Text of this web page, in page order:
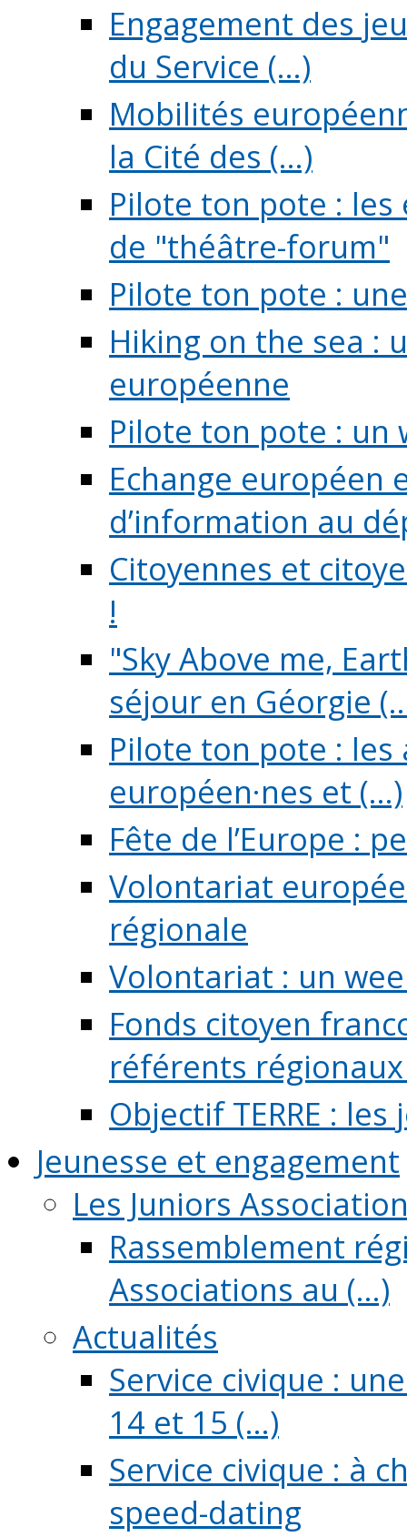
Engagement des
du Service (...)
Mobilités
la Cité des (...)
Pilote ton pote :
de "théâtre-forum"
Pilote ton pote :
Hiking on the sea :
européenne
Pilote ton pote : un
Echange européen
d’information au
Citoyennes et
!
"Sky Above me,
séjour en Géorgie
Pilote ton pote :
européen·nes et (...)
Fête de l’Europe :
Volontariat
régionale
Volontariat : un
Fonds citoyen
référents régionaux
Objectif TERRE :
Jeunesse et engagement
Les Juniors
Rassemblement
Associations au (...)
Actualités
Service civique :
14 et 15 (...)
Service civique : à
speed-dating